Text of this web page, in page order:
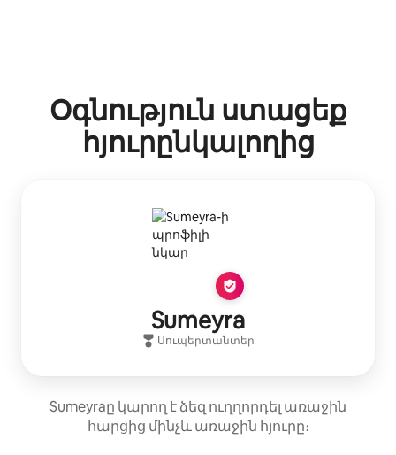
Օգնություն ստացեք
հյուրընկալողից
Sumeyra
Սուպերտանտեր
Sumeyraը կարող է ձեզ ուղղորդել առաջին
հարցից մինչև առաջին հյուրը։